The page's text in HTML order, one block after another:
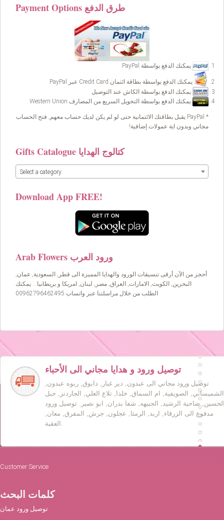
Payment Options طرق الدفع
يمكنك الدفع بواسطة PayPal
يمكنك الدفع بواسطة بطاقة ائتمان Credit Card عبر PayPal
يمكنك الدفع بواسطة الكاش عند التوصيل
يمكنك الدفع بواسطة التحويل السريع من المصارف Western Union
* PayPal يقبل بطاقتك الائتمانية حتى لو لم يكن لديك حساب معهم, فتح الحساب
مجاني وبدون اية عمولات إضافية!
Gifts Catalogue كتالوج الهدايا
Select a category
Download App FREE!
Arab Flowers ورود العرب
أحجز من الآن أرقى تنسيقات الورود والهدايا المميزة الى قطر, السعودية, عمان,
البحرين, الكويت, الامارات, العراق, مصر, لبنان, امريكا و بريطانيا… يمكنك
الطلب من خلال مراسلتنا عبر واتساب 00962796462495
توصيل ورود و هدايا مجاني الى الأحباء
توصيل ورود مجاني الى عبدون, دير غبار, دابوق, ربوه عبدون,
الشميساني, الصويفية, ام السماق, خلدا, تلاع العلي, الجاردنز, جبل
ضاحية الرشيد, الجبيهه, شفا بدران, ابو نصير. توصيل ورود
مدفوع الى الزرقاء, اربد, الرمثا, عجلون, جرش, المفرق, معان,
العقبة.
Customer Service
كلمات البحث
توصيل ورود عمان